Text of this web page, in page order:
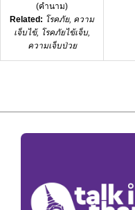
(คำนาม)
Related: โรคภัย, ความ
เจ็บไข้, โรคภัยไข้เจ็บ,
ความเจ็บป่วย